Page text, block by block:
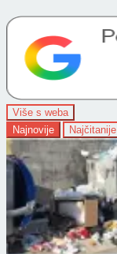
Više s weba
Najnovije
Najčitanije